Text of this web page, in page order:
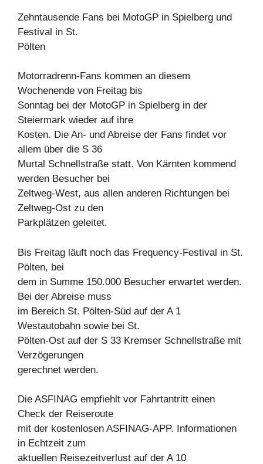
Zehntausende Fans bei MotoGP in Spielberg und
Festival in St.
Pölten
Motorradrenn-Fans kommen an diesem
Wochenende von Freitag bis
Sonntag bei der MotoGP in Spielberg in der
Steiermark wieder auf ihre
Kosten. Die An- und Abreise der Fans findet vor
allem über die S 36
Murtal Schnellstraße statt. Von Kärnten kommend
werden Besucher bei
Zeltweg-West, aus allen anderen Richtungen bei
Zeltweg-Ost zu den
Parkplätzen geleitet.
Bis Freitag läuft noch das Frequency-Festival in St.
Pölten, bei
dem in Summe 150.000 Besucher erwartet werden.
Bei der Abreise muss
im Bereich St. Pölten-Süd auf der A 1
Westautobahn sowie bei St.
Pölten-Ost auf der S 33 Kremser Schnellstraße mit
Verzögerungen
gerechnet werden.
Die ASFINAG empfiehlt vor Fahrtantritt einen
Check der Reiseroute
mit der kostenlosen ASFINAG-APP. Informationen
in Echtzeit zum
aktuellen Reisezeitverlust auf der A 10